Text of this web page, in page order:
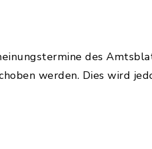
des
werden. Dies wird